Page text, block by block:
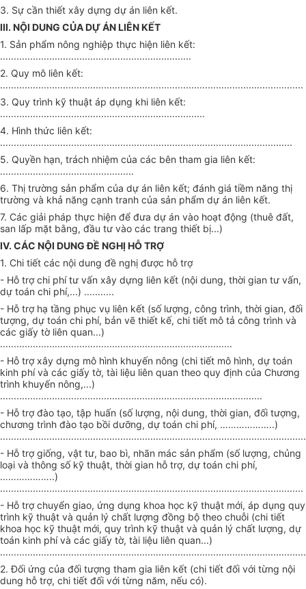
3. Sự cần thiết xây dựng dự án liên kết.
III. NỘI DUNG CỦA DỰ ÁN LIÊN KẾT
1. Sản phẩm nông nghiệp thực hiện liên kết:
......................................................................
2. Quy mô liên kết:
...............................................................................................................
3. Quy trình kỹ thuật áp dụng khi liên kết:
...........................................................................
4. Hình thức liên kết:
...........................................................................................................
5. Quyền hạn, trách nhiệm của các bên tham gia liên kết:
.................................................
6. Thị trường sản phẩm của dự án liên kết; đánh giá tiềm năng thị
trường và khả năng cạnh tranh của sản phẩm dự án liên kết.
7. Các giải pháp thực hiện để đưa dự án vào hoạt động (thuê đất,
san lấp mặt bằng, đầu tư vào các trang thiết bị...)
IV. CÁC NỘI DUNG ĐỀ NGHỊ HỖ TRỢ
1. Chi tiết các nội dung đề nghị được hỗ trợ
- Hỗ trợ chi phí tư vấn xây dựng liên kết (nội dung, thời gian tư vấn,
dự toán chi phí,...) ...........
- Hỗ trợ hạ tầng phục vụ liên kết (số lượng, công trình, thời gian, đối
tượng, dự toán chi phí, bản vẽ thiết kế, chi tiết mô tả công trình và
các giấy tờ liên quan...)
.....................................................................................
- Hỗ trợ xây dựng mô hình khuyến nông (chi tiết mô hình, dự toán
kinh phí và các giấy tờ, tài liệu liên quan theo quy định của Chương
trình khuyến nông,...)
................................................................................................
- Hỗ trợ đào tạo, tập huấn (số lượng, nội dung, thời gian, đối tượng,
chương trình đào tạo bồi dưỡng, dự toán chi phí, ………………..)
- Hỗ trợ giống, vật tư, bao bì, nhãn mác sản phẩm (số lượng, chủng
loại và thông số kỹ thuật, thời gian hỗ trợ, dự toán chi phí,
………………..)
...............................................................................................................
- Hỗ trợ chuyển giao, ứng dụng khoa học kỹ thuật mới, áp dụng quy
trình kỹ thuật và quản lý chất lượng đồng bộ theo chuỗi (chi tiết
khoa học kỹ thuật mới, quy trình kỹ thuật và quản lý chất lượng, dự
toán kinh phí và các giấy tờ, tài liệu liên quan...)
2. Đối ứng của đối tượng tham gia liên kết (chi tiết đối với từng nội
dung hỗ trợ, chi tiết đối với từng năm, nếu có).